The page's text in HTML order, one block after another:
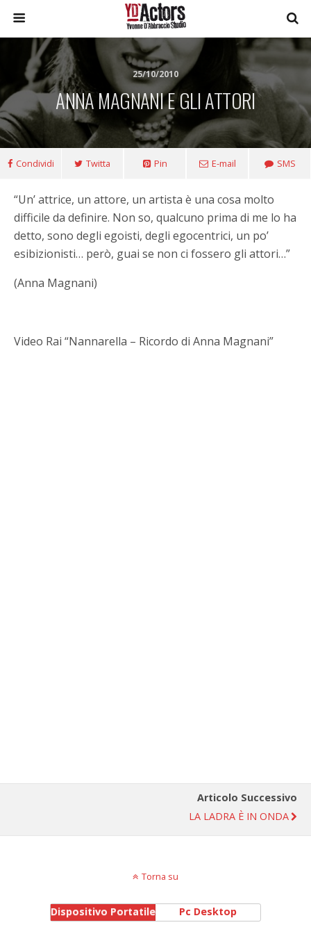
25/10/2010
ANNA MAGNANI E GLI ATTORI
Condividi Twitta Pin E-mail SMS
“Un’ attrice, un attore, un artista è una cosa molto
difficile da definire. Non so, qualcuno prima di me lo ha
detto, sono degli egoisti, degli egocentrici, un po’
esibizionisti… però, guai se non ci fossero gli attori…”
(Anna Magnani)
Video Rai “Nannarella – Ricordo di Anna Magnani”
Articolo Successivo
LA LADRA È IN ONDA
Torna su
Dispositivo Portatile Pc Desktop